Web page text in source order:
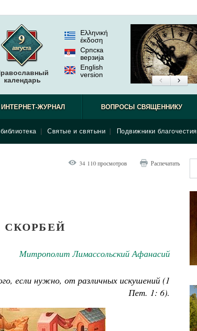
календарь
Ελληνική
έκδοση
Српска
верзиjа
English
version
Святые и святыни Подвижники благочестия
ИНТЕРНЕТ-ЖУРНАЛ ВОПРОСЫ СВЯЩЕННИКУ
34 110 просмотров Распечатать
СКОРБЕЙ
Митрополит Лимассольский Афанасий
если нужно, от различных искушений (1
Пет. 1: 6).